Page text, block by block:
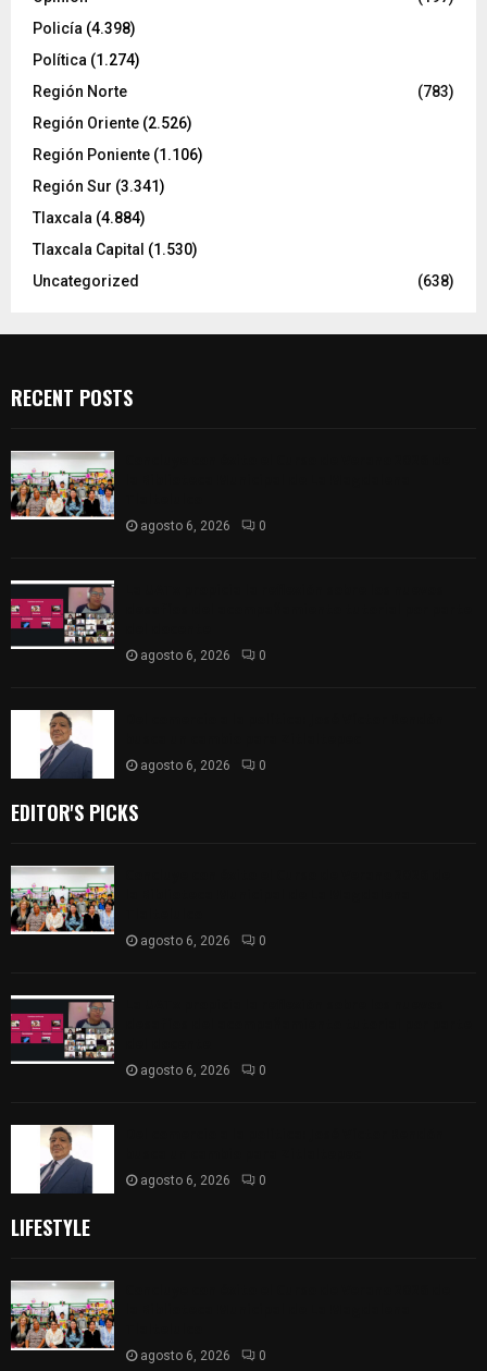
Policía (4.398)
Política (1.274)
Región Norte
(783)
Región Oriente (2.526)
Región Poniente (1.106)
Región Sur (3.341)
Tlaxcala (4.884)
Tlaxcala Capital (1.530)
Uncategorized
(638)
RECENT POSTS
agosto 6, 2026 0
agosto 6, 2026 0
agosto 6, 2026 0
EDITOR'S PICKS
agosto 6, 2026 0
agosto 6, 2026 0
agosto 6, 2026 0
LIFESTYLE
agosto 6, 2026 0